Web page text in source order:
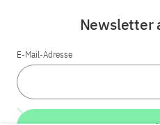
Newsletter
E-Mail-Adresse